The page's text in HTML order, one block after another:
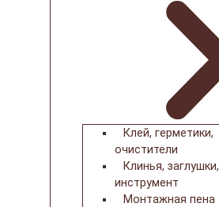
Клей, герметики,
очистители
Клинья, заглушки,
инструмент
Монтажная пена